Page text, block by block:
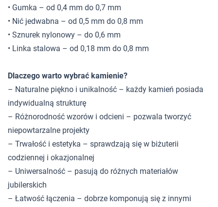
• Gumka – od 0,4 mm do 0,7 mm
• Nić jedwabna – od 0,5 mm do 0,8 mm
• Sznurek nylonowy – do 0,6 mm
• Linka stalowa – od 0,18 mm do 0,8 mm
Dlaczego warto wybrać kamienie?
– Naturalne piękno i unikalność – każdy kamień posiada
indywidualną strukturę
– Różnorodność wzorów i odcieni – pozwala tworzyć
niepowtarzalne projekty
– Trwałość i estetyka – sprawdzają się w biżuterii
codziennej i okazjonalnej
– Uniwersalność – pasują do różnych materiałów
jubilerskich
– Łatwość łączenia – dobrze komponują się z innymi